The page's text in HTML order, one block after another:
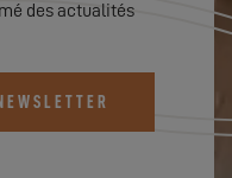
des actualités